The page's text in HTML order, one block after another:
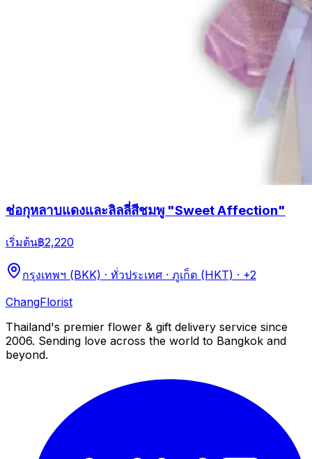
ช่อกุหลาบแดงและลิลลี่สีชมพู "Sweet Affection"
เริ่มต้น฿2,220
กรุงเทพฯ (BKK) · ทั่วประเทศ · ภูเก็ต (HKT) · +2
ChangFlorist
Thailand's premier flower & gift delivery service since
2006. Sending love across the world to Bangkok and
beyond.